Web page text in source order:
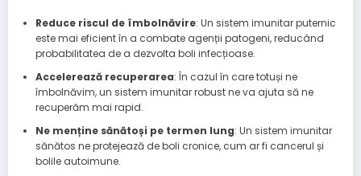
Reduce riscul de îmbolnăvire: Un sistem imunitar puternic
este mai eficient în a combate agenții patogeni, reducând
probabilitatea de a dezvolta boli infecțioase.
Accelerează recuperarea: În cazul în care totuși ne
îmbolnăvim, un sistem imunitar robust ne va ajuta să ne
recuperăm mai rapid.
Ne menține sănătoși pe termen lung: Un sistem imunitar
sănătos ne protejează de boli cronice, cum ar fi cancerul și
bolile autoimune.